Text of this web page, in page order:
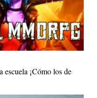
¡Cómo los de